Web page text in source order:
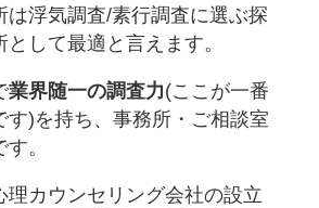
は浮気調査/素行調査に選ぶ探
として最適と言えます。
業界随一の調査力(ここが一番
す)を持ち、事務所・ご相談室
。
理カウンセリング会社の設立